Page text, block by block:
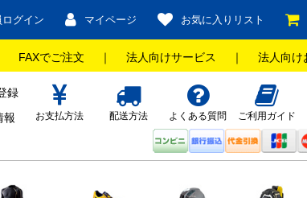
ログイン マイページ お気に入りリスト
FAXでご注文 ｜ 法人向けサービス ｜ 法人向け
録
報 お支払方法 配送方法 よくある質問 ご利用ガイド